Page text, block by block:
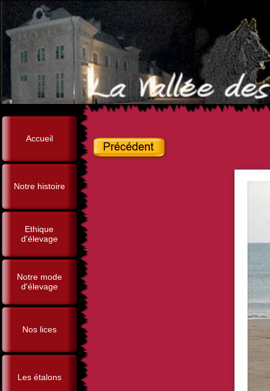
Accueil
Notre histoire
Ethique
d'élevage
Notre mode
d'élevage
Nos lices
Les étalons